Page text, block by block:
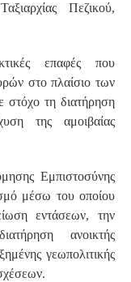
Πεζικού,
επαφές που
στο πλαίσιο των
τη διατήρηση
της αμοιβαίας
Εμπιστοσύνης
μέσω του οποίου
εντάσεων, την
ανοικτής
γεωπολιτικής